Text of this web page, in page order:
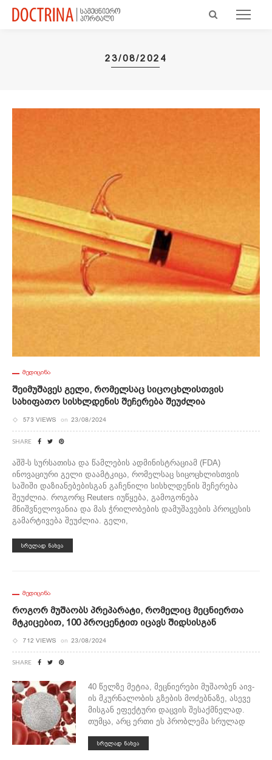
23/08/2024
ᲛᲔᲓᲘᲪᲘᲜᲐ
Შეიმუშავეს Გელი, Რომელსაც Სიცოცხლისთვის
Სახიფათო Სისხლდენის Შეჩერება Შეუძლია
573 VIEWS on 23/08/2024
SHARE
აშშ-ს სურსათისა და წამლების ადმინისტრაციამ (FDA)
ინოვაციური გელი დაამტკიცა, რომელსაც სიცოცხლისთვის
საშიში დაზიანებებისგან გაჩენილი სისხლდენის შეჩერება
შეუძლია. როგორც Reuters იუწყება, გამოგონება
მნიშვნელოვანია და მას ჭრილობების დამუშავების პროცესის
გამარტივება შეუძლია. გელი,
ᲡᲠᲣᲚᲐᲓ ᲜᲐᲮᲕᲐ
ᲛᲔᲓᲘᲪᲘᲜᲐ
Როგორ Მუშაობს Პრეპარატი, Რომელიც Მეცნიერთა
Მტკიცებით, 100 Პროცენტით Იცავს Შიდსისგან
712 VIEWS on 23/08/2024
SHARE
40 წელზე მეტია, მეცნიერები მუშაობენ აივ-
ის მკურნალობის გზების მოძებნაზე, ასევე
მისგან ეფექტური დაცვის შესაქმნელად.
თუმცა, არც ერთი ეს პრობლემა სრულად
ᲡᲠᲣᲚᲐᲓ ᲜᲐᲮᲕᲐ